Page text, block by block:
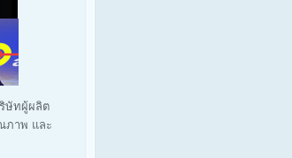
ษัทผู้ผลิต
ภาพ และ